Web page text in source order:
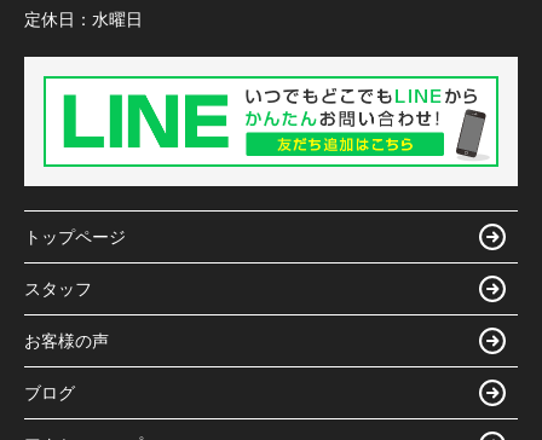
定休日： 水曜日
トップページ
スタッフ
お客様の声
ブログ